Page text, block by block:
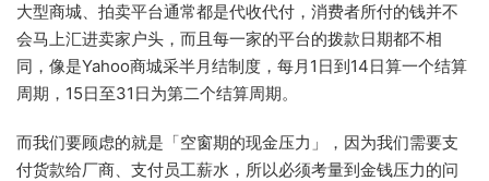
大型商城、拍卖平台通常都是代收代付，消费者所付的钱并不
会马上汇进卖家户头，而且每一家的平台的拨款日期都不相
同，像是Yahoo商城采半月结制度，每月1日到14日算一个结算
周期，15日至31日为第二个结算周期。
而我们要顾虑的就是「空窗期的现金压力」，因为我们需要支
付货款给厂商、支付员工薪水，所以必须考量到金钱压力的问